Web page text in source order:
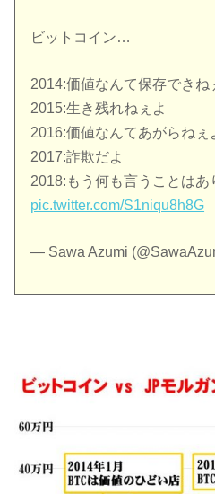
ビットコイン…
2014:価値なんて保存できね
2015:生き残れねぇよ
2016:価値なんてあがらねぇ
2017:詐欺だよ
2018:もう何も言うことはあ
pic.twitter.com/S1niqu8h8G
— Sawa Azumi